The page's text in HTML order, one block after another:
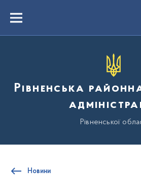
вмістуMenu
Рівненська
Рівненської
Новини